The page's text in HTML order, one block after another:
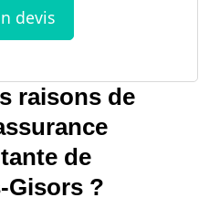
raisons de
de
Gisors ?